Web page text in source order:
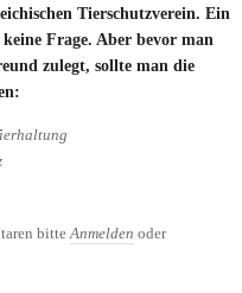
Tierschutzverein. Ein
Frage. Aber bevor man
zulegt, sollte man die
passt zu mir und zur Familie
bitte Anmelden oder